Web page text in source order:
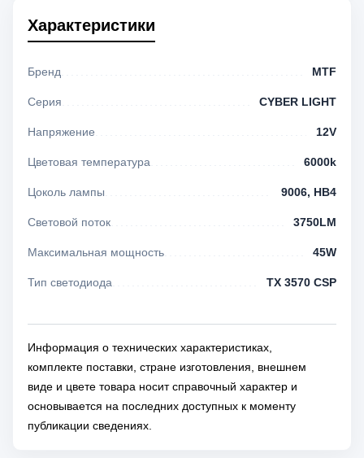
Характеристики
Бренд MTF
Серия CYBER LIGHT
Напряжение 12V
Цветовая температура 6000k
Цоколь лампы 9006, HB4
Световой поток 3750LM
Максимальная мощность 45W
Тип светодиода TX 3570 CSP
Информация о технических характеристиках,
комплекте поставки, стране изготовления, внешнем
виде и цвете товара носит справочный характер и
основывается на последних доступных к моменту
публикации сведениях.